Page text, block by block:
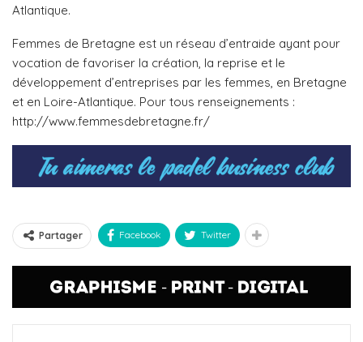
Atlantique.
Femmes de Bretagne est un réseau d’entraide ayant pour
vocation de favoriser la création, la reprise et le
développement d’entreprises par les femmes, en Bretagne
et en Loire-Atlantique. Pour tous renseignements :
http://www.femmesdebretagne.fr/
Partager Facebook Twitter